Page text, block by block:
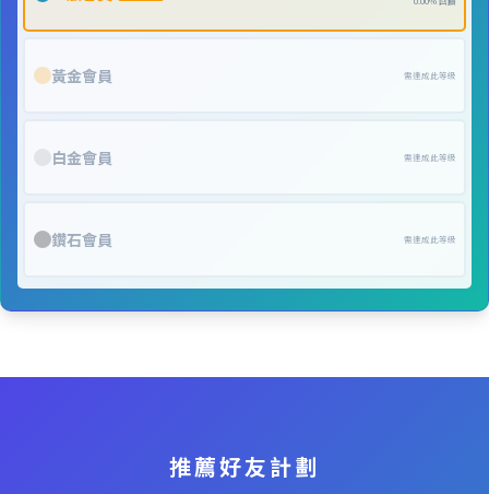
黃金會員 需達成此等級
白金會員 需達成此等級
鑽石會員 需達成此等級
推薦好友計劃